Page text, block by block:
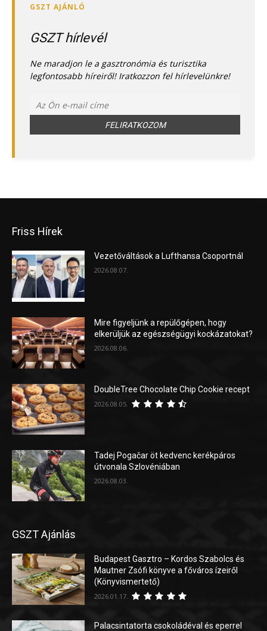
GSZT hírlevél
Ne maradjon le a gasztronómia és turisztika
legfontosabb híreiről! Iratkozzon fel hírlevelünkre!
Friss Hírek
Vezetőváltások a Lufthansa Csoportnál
2026.08.07.
Mire figyeljünk a repülőgépen, hogy
elkerüljük az egészségügyi kockázatokat?
2026.08.06.
DoubleTree Chocolate Chip Cookie recept
2026.08.05.
Tadej Pogačar öt kedvenc kerékpáros
útvonala Szlovéniában
2026.08.03.
GSZT Ajánlás
Budapest Gasztro – Kordos Szabolcs és
Mautner Zsófi könyve a főváros ízeiről
(Könyvismertető)
2026.01.17.
Palacsintatorta csokoládéval és eperrel